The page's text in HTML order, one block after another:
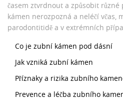
časem ztvrdnout a způsobit
kámen nerozpozná a neléčí včas,
parodontitidě a v extrémních
Co je zubní kámen pod dásní
Jak vzniká zubní kámen
Příznaky a rizika zubního
Prevence a léčba zubního